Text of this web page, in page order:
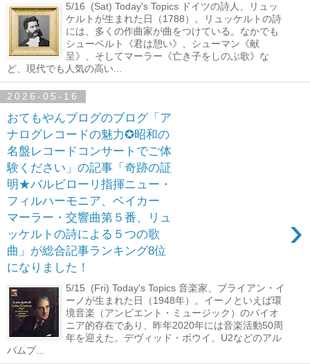
5/16 (Sat) Today's Topics ドイツの詩人、リュッ
ケルトが生まれた日（1788）。リュッケルトの詩
には、多くの作曲家が曲をつけている。なかでも
シューベルト《君は憩い》、シューマン《献
呈》、そしてマーラー《亡き子をしのぶ歌》な
ど、現代でも人気の高い...
2026-05-16
おてもやんブログのブログ「ア
ナログレコードの魅力✪昭和の
名盤レコードコンサートでご体
験ください」の記事「奇跡の証
明★バルビローリ指揮ニュー・
フィルハーモニア、ベイカー
マーラー・交響曲第５番、リュ
ッケルトの詩による５つの歌
曲」が総合記事ランキング8位
になりました！
›
5/15 (Fri) Today's Topics 音楽家、ブライアン・イ
ーノが生まれた日（1948年）。イーノといえば環
境音楽（アンビエント・ミュージック）のパイオ
ニア的存在であり、昨年2020年には音楽活動50周
年を迎えた。デヴィッド・ボウイ、U2などのアル
バムプ...